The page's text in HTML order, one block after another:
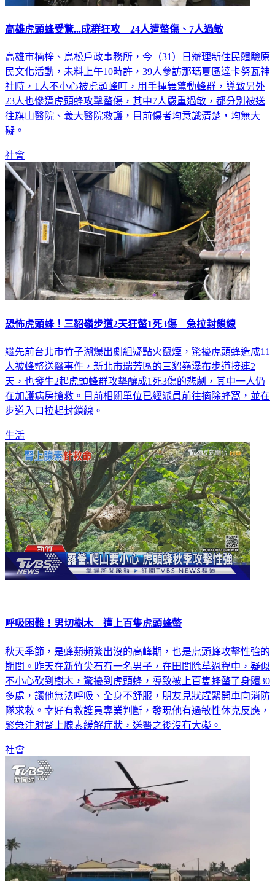
高雄虎頭蜂受驚...成群狂攻 24人遭螫傷、7人過敏
高雄市楠梓、鳥松戶政事務所，今（31）日辦理新住民體驗原
民文化活動，未料上午10時許，39人參訪那瑪夏區達卡努瓦神
社時，1人不小心被虎頭蜂叮，用手揮舞驚動蜂群，導致另外
23人也慘遭虎頭蜂攻擊螫傷，其中7人嚴重過敏，都分別被送
往旗山醫院、義大醫院救護，目前傷者均意識清楚，均無大
礙。
社會
恐怖虎頭蜂！三貂嶺步道2天狂螫1死3傷 急拉封鎖線
繼先前台北市竹子湖爆出劇組疑點火竄煙，驚擾虎頭蜂造成11
人被蜂螫送醫事件，新北市瑞芳區的三貂嶺瀑布步道接連2
天，也發生2起虎頭蜂群攻擊釀成1死3傷的悲劇，其中一人仍
在加護病房搶救。目前相關單位已經派員前往摘除蜂窩，並在
步道入口拉起封鎖線。
生活
呼吸困難！男切樹木 遭上百隻虎頭蜂螫
秋天季節，是蜂類頻繁出沒的高峰期，也是虎頭蜂攻擊性強的
期間。昨天在新竹尖石有一名男子，在田間除草過程中，疑似
不小心砍到樹木，驚擾到虎頭蜂，導致被上百隻蜂螫了身體30
多處，讓他無法呼吸、全身不舒服，朋友見狀趕緊開車向消防
隊求救。幸好有救護員專業判斷，發現他有過敏性休克反應，
緊急注射腎上腺素緩解症狀，送醫之後沒有大礙。
社會